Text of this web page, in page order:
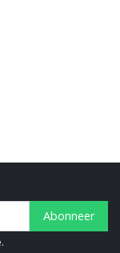
Abonneer